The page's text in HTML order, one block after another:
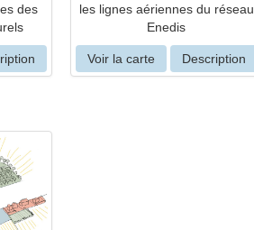
des
les lignes aériennes du réseau
Enedis
Voir la carte Description